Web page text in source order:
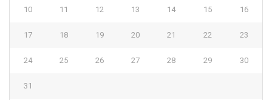
10 11 12 13 14 15 16
17 18 19 20 21 22 23
24 25 26 27 28 29 30
31